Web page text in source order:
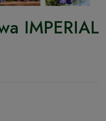
IMPERIAL